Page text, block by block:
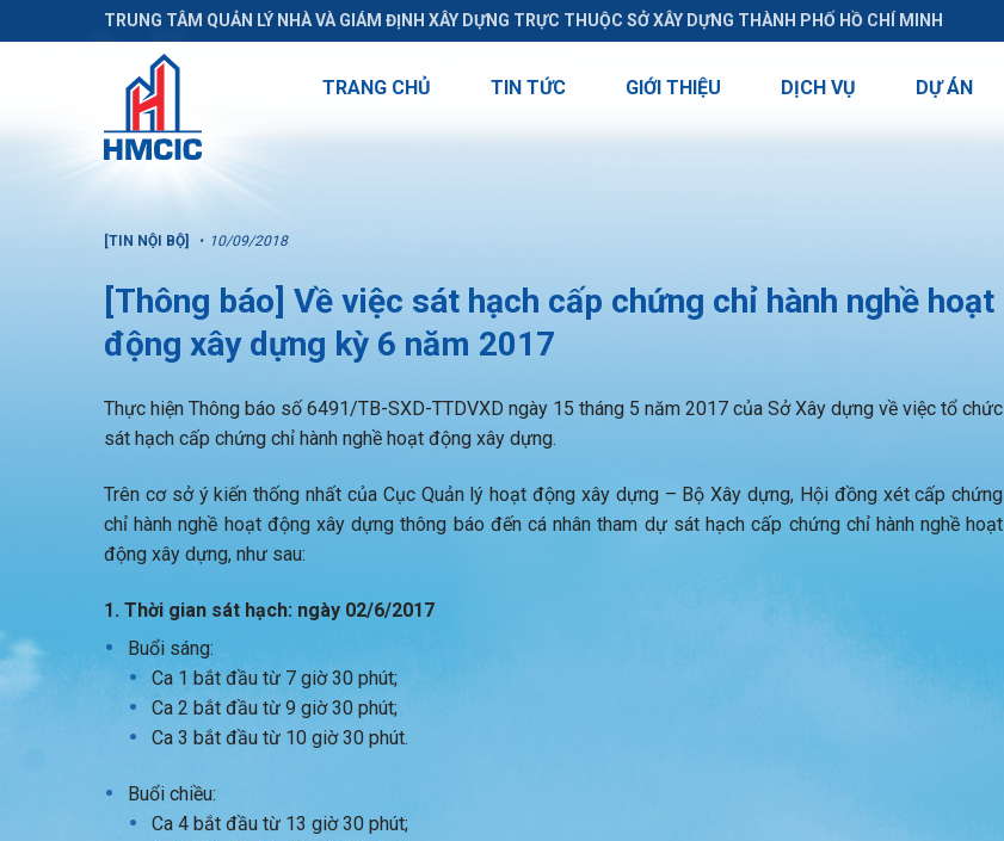
TRUNG TÂM QUẢN LÝ NHÀ VÀ GIÁM ĐỊNH XÂY DỰNG TRỰC THUỘC SỞ XÂY DỰNG THÀNH PHỐ HỒ CHÍ MINH
TRANG CHỦ TIN TỨC GIỚI THIỆU DỊCH VỤ DỰ ÁN
[TIN NỘI BỘ] 10/09/2018
[Thông báo] Về việc sát hạch cấp chứng chỉ hành nghề hoạt
động xây dựng kỳ 6 năm 2017
Thực hiện Thông báo số 6491/TB-SXD-TTDVXD ngày 15 tháng 5 năm 2017 của Sở Xây dựng về việc tổ chức
sát hạch cấp chứng chỉ hành nghề hoạt động xây dựng.
Trên cơ sở ý kiến thống nhất của Cục Quản lý hoạt động xây dựng – Bộ Xây dựng, Hội đồng xét cấp chứng
chỉ hành nghề hoạt động xây dựng thông báo đến cá nhân tham dự sát hạch cấp chứng chỉ hành nghề hoạt
động xây dựng, như sau:
1. Thời gian sát hạch: ngày 02/6/2017
Buổi sáng:
Ca 1 bắt đầu từ 7 giờ 30 phút;
Ca 2 bắt đầu từ 9 giờ 30 phút;
Ca 3 bắt đầu từ 10 giờ 30 phút.
Buổi chiều:
Ca 4 bắt đầu từ 13 giờ 30 phút;